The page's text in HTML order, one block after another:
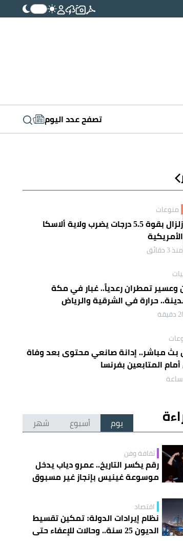
تصفح عدد اليوم
منوعات
زلزال بقوة 5.5 درجات يضرب ولاية ألاسكا
الأمريكية
منذ 3 دقائق
وعسير تمطران رعدياً.. غبار في مكة
حرارة في الشرقية والرياض
بث مباشر.. إدانة صانعي محتوى بعد وفاة
المتابعين بفرنسا
يوم أسبوع شهر
ثقافة وفن
رقم يكسر التاريخ.. عمرو دياب يدخل
موسوعة غينيس بإنجاز غير مسبوق
اقتصاد
نظام إيرادات الدولة: تمكين تقسيط
الديون 25 سنة.. وحالات للإعفاء حتى